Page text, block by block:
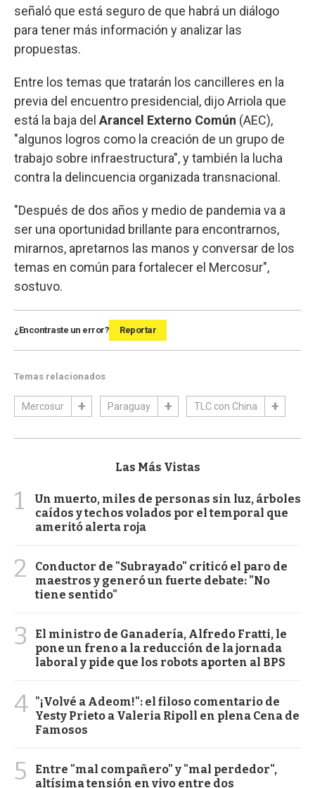
señaló que está seguro de que habrá un diálogo
para tener más información y analizar las
propuestas.
Entre los temas que tratarán los cancilleres en la
previa del encuentro presidencial, dijo Arriola que
está la baja del Arancel Externo Común (AEC),
"algunos logros como la creación de un grupo de
trabajo sobre infraestructura", y también la lucha
contra la delincuencia organizada transnacional.
"Después de dos años y medio de pandemia va a
ser una oportunidad brillante para encontrarnos,
mirarnos, apretarnos las manos y conversar de los
temas en común para fortalecer el Mercosur",
sostuvo.
¿Encontraste un error? Reportar
Temas relacionados
Mercosur Paraguay TLC con China
Las Más Vistas
1
Un muerto, miles de personas sin luz, árboles
caídos y techos volados por el temporal que
ameritó alerta roja
2
Conductor de "Subrayado" criticó el paro de
maestros y generó un fuerte debate: "No
tiene sentido"
3
El ministro de Ganadería, Alfredo Fratti, le
pone un freno a la reducción de la jornada
laboral y pide que los robots aporten al BPS
4 "¡Volvé a Adeom!": el filoso comentario de
Yesty Prieto a Valeria Ripoll en plena Cena de
Famosos
5
Entre "mal compañero" y "mal perdedor",
altísima tensión en vivo entre dos